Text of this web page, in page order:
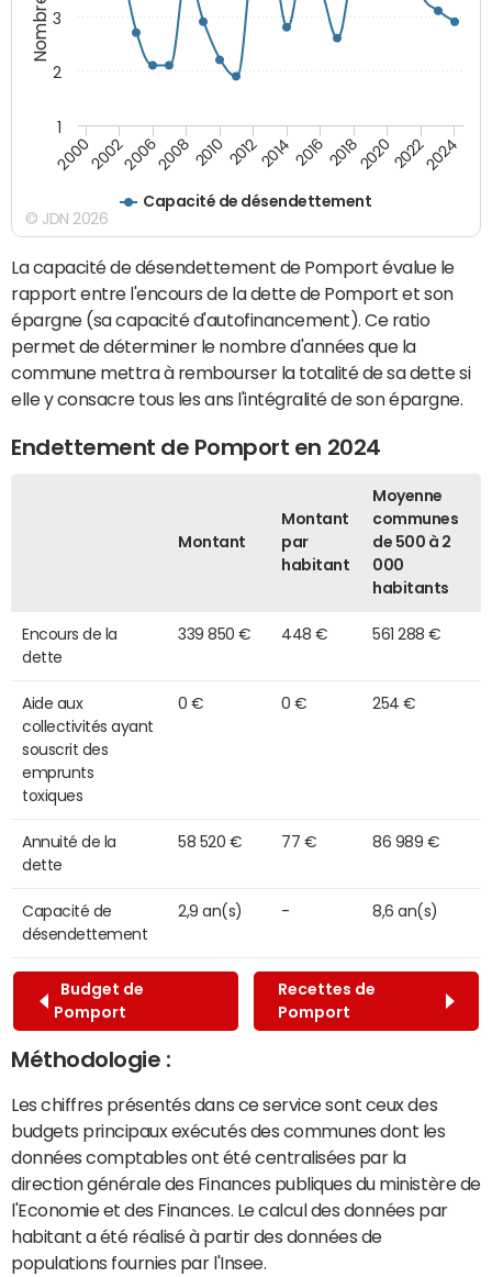
Capacité de désendettement
20002002200620082010 2012201420162018202020222024
1
2
3
© JDN 2026
La capacité de désendettement de Pomport évalue le
rapport entre l'encours de la dette de Pomport et son
épargne (sa capacité d'autofinancement). Ce ratio
permet de déterminer le nombre d'années que la
commune mettra à rembourser la totalité de sa dette si
elle y consacre tous les ans l'intégralité de son épargne.
Endettement de Pomport en 2024
Montant
Montant
par
habitant
Moyenne
communes
de 500 à 2
000
habitants
Encours de la
dette
339 850 € 448 € 561 288 €
Aide aux
collectivités ayant
souscrit des
emprunts
toxiques
0 € 0 € 254 €
Annuité de la
dette
58 520 € 77 € 86 989 €
Capacité de
désendettement
2,9 an(s) - 8,6 an(s)
Budget de
Pomport
Recettes de
Pomport
Méthodologie :
Les chiffres présentés dans ce service sont ceux des
budgets principaux exécutés des communes dont les
données comptables ont été centralisées par la
direction générale des Finances publiques du ministère de
l'Economie et des Finances. Le calcul des données par
habitant a été réalisé à partir des données de
populations fournies par l'Insee.